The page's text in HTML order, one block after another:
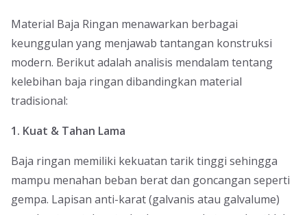
Material Baja Ringan menawarkan berbagai
keunggulan yang menjawab tantangan konstruksi
modern. Berikut adalah analisis mendalam tentang
kelebihan baja ringan dibandingkan material
tradisional:
1. Kuat & Tahan Lama
Baja ringan memiliki kekuatan tarik tinggi sehingga
mampu menahan beban berat dan goncangan seperti
gempa. Lapisan anti-karat (galvanis atau galvalume)